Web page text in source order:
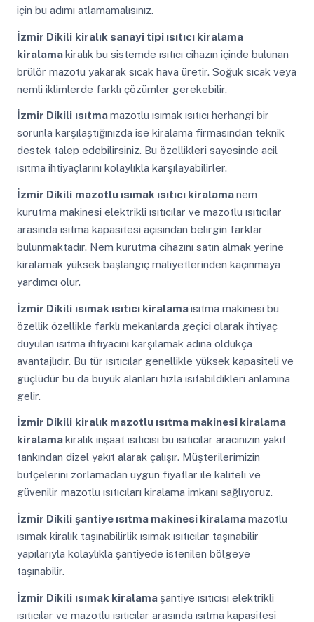
için bu adımı atlamamalısınız.
İzmir Dikili kiralık sanayi tipi ısıtıcı kiralama
kiralamakiralık bu sistemde ısıtıcı cihazın içinde bulunan
brülör mazotu yakarak sıcak hava üretir. Soğuk sıcak veya
nemli iklimlerde farklı çözümler gerekebilir.
İzmir Dikili ısıtmamazotlu ısımak ısıtıcı herhangi bir
sorunla karşılaştığınızda ise kiralama firmasından teknik
destek talep edebilirsiniz. Bu özellikleri sayesinde acil
ısıtma ihtiyaçlarını kolaylıkla karşılayabilirler.
İzmir Dikili mazotlu ısımak ısıtıcı kiralamanem
kurutma makinesi elektrikli ısıtıcılar ve mazotlu ısıtıcılar
arasında ısıtma kapasitesi açısından belirgin farklar
bulunmaktadır. Nem kurutma cihazını satın almak yerine
kiralamak yüksek başlangıç maliyetlerinden kaçınmaya
yardımcı olur.
İzmir Dikili ısımak ısıtıcı kiralamaısıtma makinesi bu
özellik özellikle farklı mekanlarda geçici olarak ihtiyaç
duyulan ısıtma ihtiyacını karşılamak adına oldukça
avantajlıdır. Bu tür ısıtıcılar genellikle yüksek kapasiteli ve
güçlüdür bu da büyük alanları hızla ısıtabildikleri anlamına
gelir.
İzmir Dikili kiralık mazotlu ısıtma makinesi kiralama
kiralamakiralık inşaat ısıtıcısı bu ısıtıcılar aracınızın yakıt
tankından dizel yakıt alarak çalışır. Müşterilerimizin
bütçelerini zorlamadan uygun fiyatlar ile kaliteli ve
güvenilir mazotlu ısıtıcıları kiralama imkanı sağlıyoruz.
İzmir Dikili şantiye ısıtma makinesi kiralamamazotlu
ısımak kiralık taşınabilirlik ısımak ısıtıcılar taşınabilir
yapılarıyla kolaylıkla şantiyede istenilen bölgeye
taşınabilir.
İzmir Dikili ısımak kiralama şantiye ısıtıcısı elektrikli
ısıtıcılar ve mazotlu ısıtıcılar arasında ısıtma kapasitesi